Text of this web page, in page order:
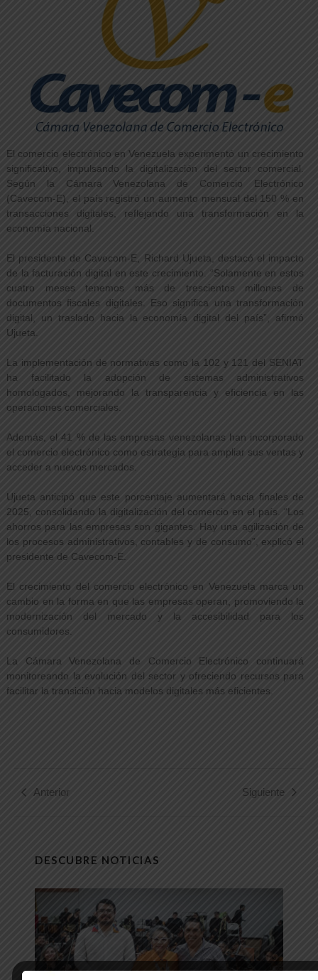
El comercio electrónico en Venezuela experimentó un crecimiento
significativo, impulsando la digitalización del sector comercial.
Según la Cámara Venezolana de Comercio Electrónico
(Cavecom-E), el país registró un aumento mensual del 150 % en
transacciones digitales, reflejando una transformación en la
economía nacional.
El presidente de Cavecom-E, Richard Ujueta, destacó el impacto
de la facturación digital en este crecimiento. “Solamente en estos
cuatro meses tenemos más de trescientos millones de
documentos fiscales digitales. Eso significa una transformación
digital, un traslado hacia la economía digital del país”, afirmó
Ujueta.
La implementación de normativas como la 102 y 121 del SENIAT
ha facilitado la adopción de sistemas administrativos
homologados, mejorando la transparencia y eficiencia en las
operaciones comerciales.
Además, el 41 % de las empresas venezolanas han incorporado
el comercio electrónico como estrategia para ampliar sus ventas y
acceder a nuevos mercados.
Ujueta anticipó que este porcentaje aumentará hacia finales de
2025, consolidando la digitalización del comercio en el país. “Los
ahorros para las empresas son gigantes. Hay una agilización de
los procesos administrativos, contables y de consumo”, explicó el
presidente de Cavecom-E.
El crecimiento del comercio electrónico en Venezuela marca un
cambio en la forma en que las empresas operan, promoviendo la
modernización del mercado y la accesibilidad para los
consumidores.
La Cámara Venezolana de Comercio Electrónico continuará
monitoreando la evolución del sector y ofreciendo recursos para
facilitar la transición hacia modelos digitales más eficientes.
Anterior Siguiente
DESCUBRE NOTICIAS